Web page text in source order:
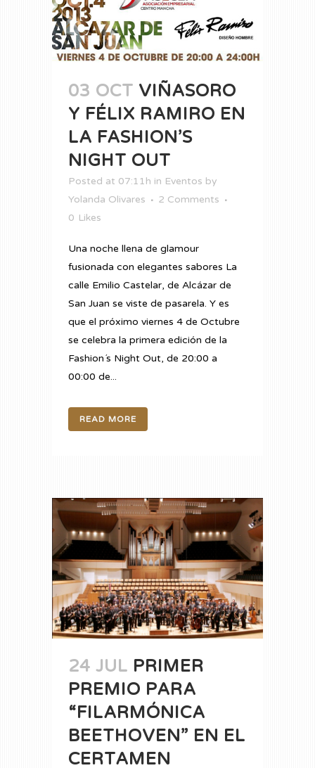
03 OCT VIÑASORO
Y FÉLIX RAMIRO EN
LA FASHION’S
NIGHT OUT
Posted at 07:11h in Eventos by
Yolanda Olivares
2 Comments
0 Likes
Una noche llena de glamour
fusionada con elegantes sabores La
calle Emilio Castelar, de Alcázar de
San Juan se viste de pasarela. Y es
que el próximo viernes 4 de Octubre
se celebra la primera edición de la
Fashion´s Night Out, de 20:00 a
00:00 de...
READ MORE
24 JUL PRIMER
PREMIO PARA
“FILARMÓNICA
BEETHOVEN” EN EL
CERTAMEN